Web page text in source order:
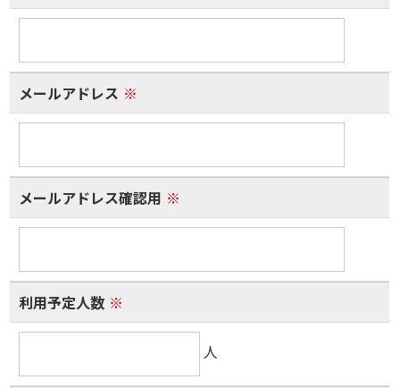
メールアドレス ※
メールアドレス確認用 ※
利用予定人数 ※
人